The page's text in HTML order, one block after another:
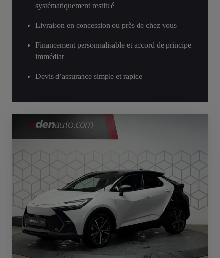
systématiquement restitué
Livraison en concession ou près de chez vous
Financement personnalisable et accord de principe
immédiat
Devis d’assurance simple et rapide